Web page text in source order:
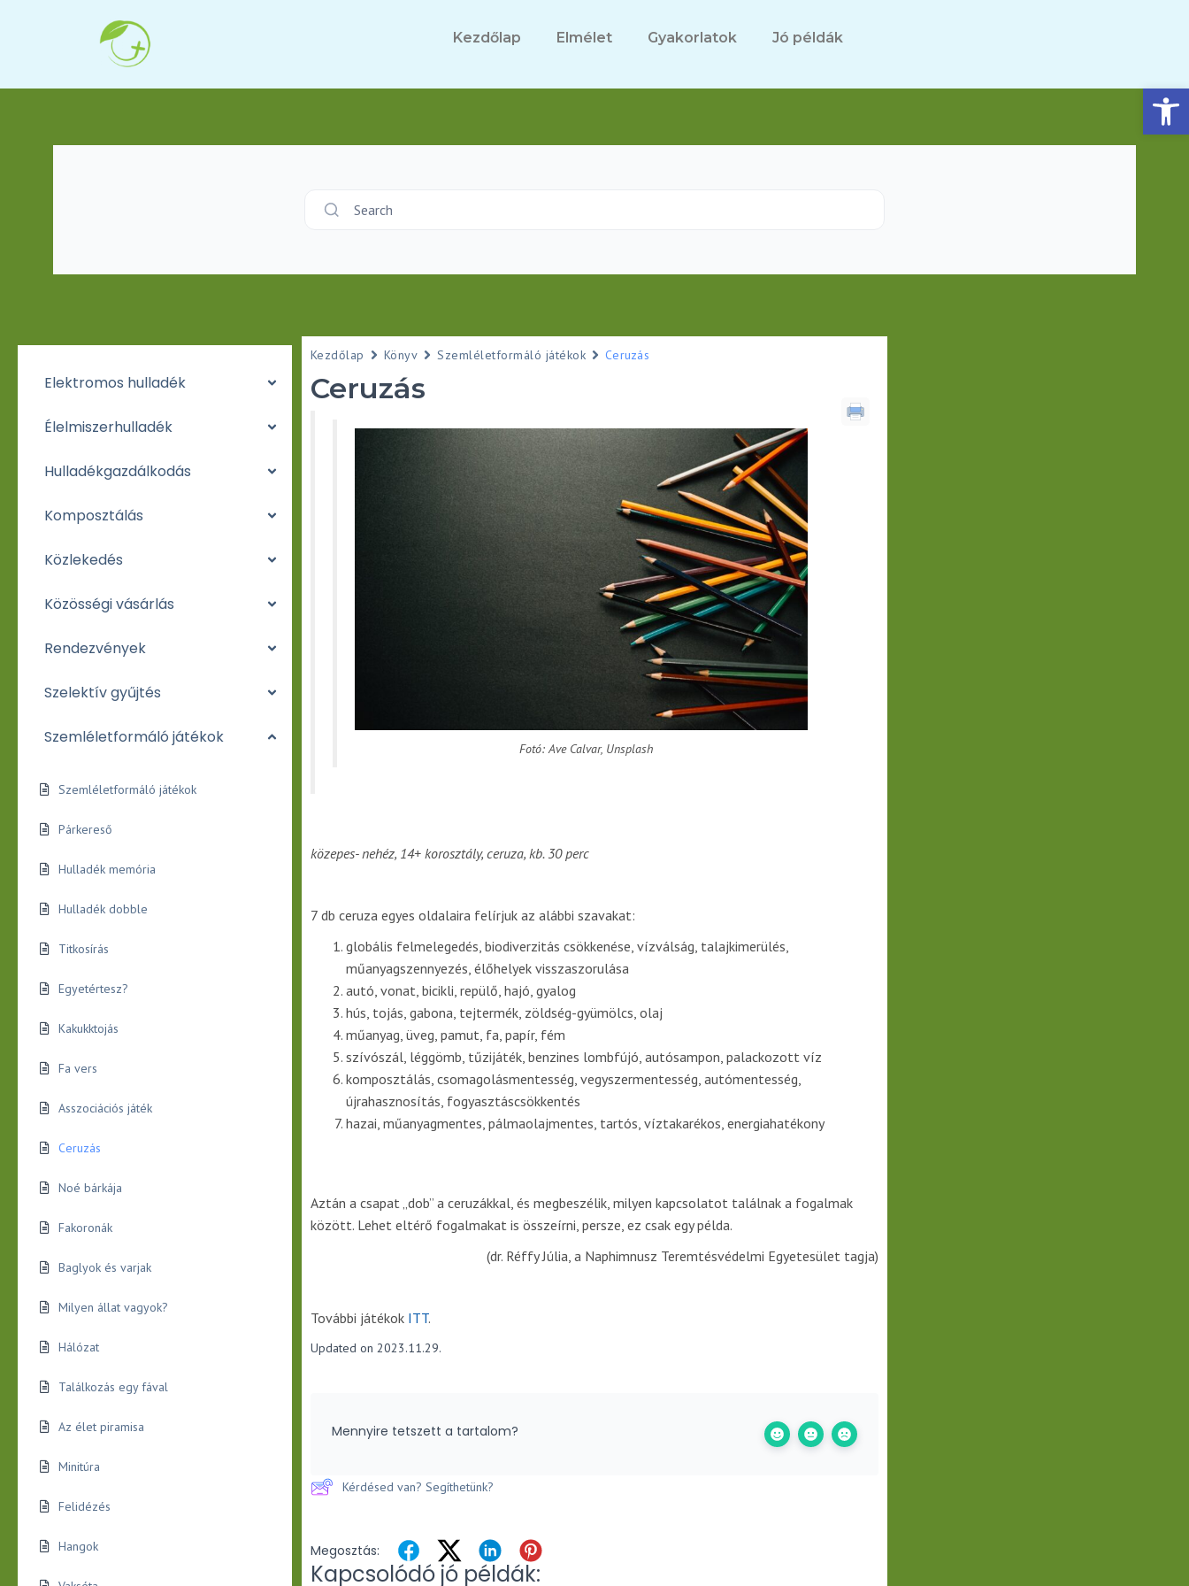
Eszköztár megnyitása
Kezdőlap Elmélet Gyakorlatok Jó példák
Search
Elektromos hulladék
Élelmiszerhulladék
Hulladékgazdálkodás
Komposztálás
Közlekedés
Közösségi vásárlás
Rendezvények
Szelektív gyűjtés
Szemléletformáló játékok
Szemléletformáló játékok
Párkereső
Hulladék memória
Hulladék dobble
Titkosírás
Egyetértesz?
Kakukktojás
Fa vers
Asszociációs játék
Ceruzás
Noé bárkája
Fakoronák
Baglyok és varjak
Milyen állat vagyok?
Hálózat
Találkozás egy fával
Az élet piramisa
Minitúra
Felidézés
Hangok
Kezdőlap Könyv Szemléletformáló játékok Ceruzás
Ceruzás
Fotó: Ave Calvar, Unsplash
közepes- nehéz, 14+ korosztály, ceruza, kb. 30 perc
7 db ceruza egyes oldalaira felírjuk az alábbi szavakat:
globális felmelegedés, biodiverzitás csökkenése, vízválság, talajkimerülés,
műanyagszennyezés, élőhelyek visszaszorulása
autó, vonat, bicikli, repülő, hajó, gyalog
hús, tojás, gabona, tejtermék, zöldség-gyümölcs, olaj
műanyag, üveg, pamut, fa, papír, fém
szívószál, léggömb, tűzijáték, benzines lombfújó, autósampon, palackozott víz
komposztálás, csomagolásmentesség, vegyszermentesség, autómentesség,
újrahasznosítás, fogyasztáscsökkentés
hazai, műanyagmentes, pálmaolajmentes, tartós, víztakarékos, energiahatékony
Aztán a csapat „dob” a ceruzákkal, és megbeszélik, milyen kapcsolatot találnak a fogalmak
között. Lehet eltérő fogalmakat is összeírni, persze, ez csak egy példa.
(dr. Réffy Júlia, a Naphimnusz Teremtésvédelmi Egyetesület tagja)
További játékok ITT.
Updated on 2023.11.29.
Mennyire tetszett a tartalom?
Kérdésed van? Segíthetünk?
Megosztás:
Kapcsolódó jó példák: